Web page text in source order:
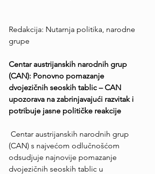
Redakcija: Nutarnja politika, narodne
grupe
Centar austrijanskih narodnih grup
(CAN): Ponovno pomazanje
dvojezičnih seoskih tablic – CAN
upozorava na zabrinjavajući razvitak i
potribuje jasne političke reakcije
Centar austrijanskih narodnih grup
(CAN) s najvećom odlučnošćom
odsudjuje najnovije pomazanje
dvojezičnih seoskih tablic u